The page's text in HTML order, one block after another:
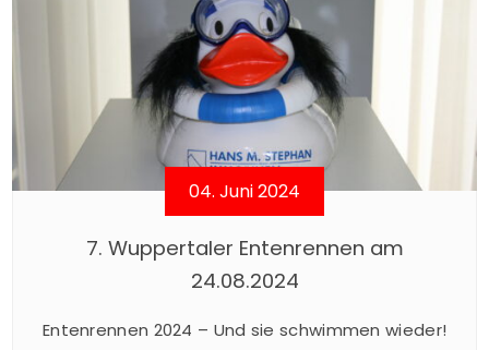
04. Juni 2024
7. Wuppertaler Entenrennen am
24.08.2024
Entenrennen 2024 – Und sie schwimmen wieder!